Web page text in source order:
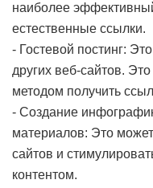
наиболее
естественные ссылки.
- Гостевой постинг:
других веб-сайтов.
методом получить
- Создание
материалов: Это
сайтов и
контентом.